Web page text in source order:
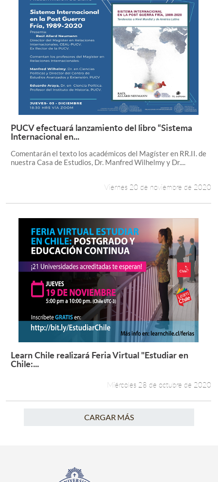
Leer más +
PUCV efectuará lanzamiento del libro “Sistema
Internacional en...
Comentarán el texto los académicos del Magíster en RR.II. de
nuestra Casa de Estudios, Dr. Manfred Wilhelmy y Dr....
Viernes 20 de noviembre de 2020
Leer más +
Learn Chile realizará Feria Virtual "Estudiar en
Chile:...
Miércoles 28 de octubre de 2020
CARGAR MÁS